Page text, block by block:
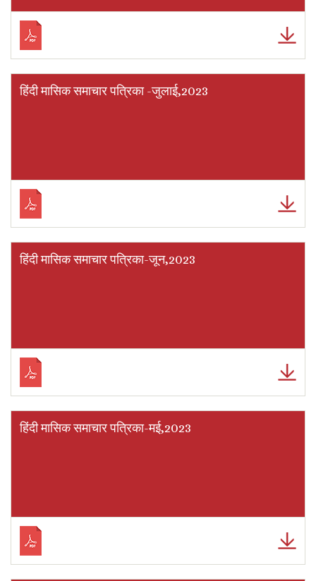
हिंदी मासिक समाचार पत्रिका -जुलाई,2023
हिंदी मासिक समाचार पत्रिका-जून,2023
हिंदी मासिक समाचार पत्रिका-मई,2023